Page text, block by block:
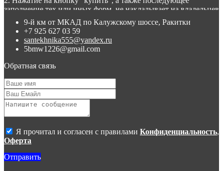
заполнение тех или иных форм, не накладывает на владельцев
сайта никаких обязательств.
3. Присланное по e-mail сообщение, содержащее копию
заполненной формы заявки на сайте, не является ответом на
сообщение потребителя или подтверждением заказа со
стороны владельцев сайта.
4. Все материалы, размещенные на сайте, являются
собственностью владельцев сайта, либо собственностью
организаций, с которыми у владельцев сайта есть соглашение
о размещении материалов. Копирование любой информации
может повлечь за собой уголовное преследование.
9-й км от МКАД по Калужскому шоссе, Ракитки
+7 925 627 03 59
santekhnika555@yandex.ru
5bmw1226@gmail.com
Обратная связь
Я прочитал и согласен с правилами Конфиденциальность,
Оферта
Отправить